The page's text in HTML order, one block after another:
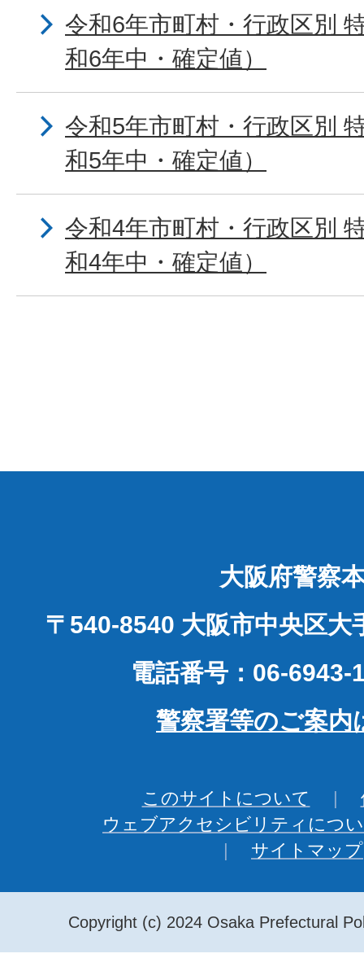
令和6年市町村・行政区別
和6年中・確定値）
令和5年市町村・行政区別
和5年中・確定値）
令和4年市町村・行政区別
和4年中・確定値）
大阪府警察
〒540-8540 大阪市中央区大
電話番号：06-6943-
警察署等のご案内
このサイトについて
ウェブアクセシビリティにつ
サイトマップ
Copyright (c) 2024 Osaka Prefectural